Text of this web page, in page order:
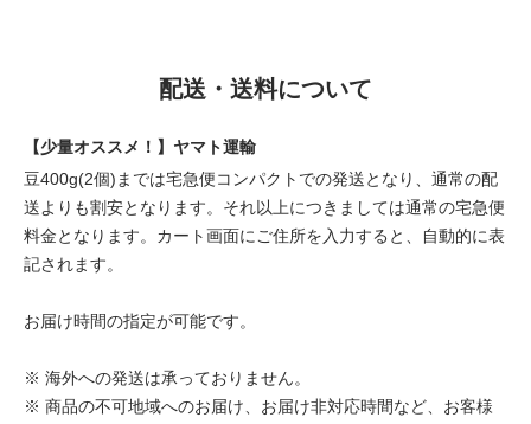
配送・送料について
【少量オススメ！】ヤマト運輸
豆400g(2個)までは宅急便コンパクトでの発送となり、通常の配
送よりも割安となります。それ以上につきましては通常の宅急便
料金となります。カート画面にご住所を入力すると、自動的に表
記されます。
お届け時間の指定が可能です。
※ 海外への発送は承っておりません。
※ 商品の不可地域へのお届け、お届け非対応時間など、お客様